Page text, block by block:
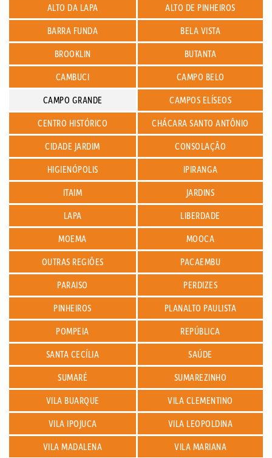
ALTO DA LAPA
ALTO DE PINHEIROS
BARRA FUNDA
BELA VISTA
BROOKLIN
BUTANTA
CAMBUCI
CAMPO BELO
CAMPO GRANDE
CAMPOS ELÍSEOS
CENTRO HISTÓRICO
CHÁCARA SANTO ANTÔNIO
CIDADE JARDIM
CONSOLAÇÃO
HIGIENÓPOLIS
IPIRANGA
ITAIM
JARDINS
LAPA
LIBERDADE
MOEMA
MOOCA
OUTRAS REGIÕES
PACAEMBU
PARAISO
PERDIZES
PINHEIROS
PLANALTO PAULISTA
POMPEIA
REPÚBLICA
SANTA CECÍLIA
SAÚDE
SUMARÉ
SUMAREZINHO
VILA BUARQUE
VILA CLEMENTINO
VILA IPOJUCA
VILA LEOPOLDINA
VILA MADALENA
VILA MARIANA